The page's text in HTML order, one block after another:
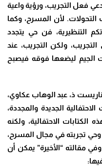
فعل التجريب، ورؤية واعية
لأن المسرح، وكما
التنظيرية، فن حي يتجدد
ولكن التجريب، عند
ليضعها فوقه فيصبح
ذ، عبد الوهاب عكاوي،
الجديدة والمجددة،
الاحتفالية، ولكنه
تجربته في مجال المسرح،
مقالته “الأخيرة” يمكن أن
: